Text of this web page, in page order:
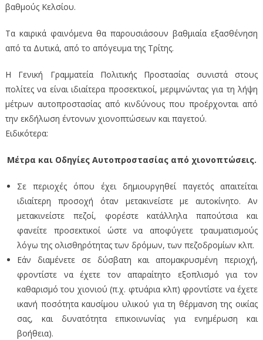
βαθμούς Κελσίου.
Τα καιρικά φαινόμενα θα παρουσιάσουν βαθμιαία εξασθένηση
από τα Δυτικά, από το απόγευμα της Τρίτης.
Η Γενική Γραμματεία Πολιτικής Προστασίας συνιστά στους
πολίτες να είναι ιδιαίτερα προσεκτικοί, μεριμνώντας για τη λήψη
μέτρων αυτοπροστασίας από κινδύνους που προέρχονται από
την εκδήλωση έντονων χιονοπτώσεων και παγετού.
Ειδικότερα:
Μέτρα και Οδηγίες Αυτοπροστασίας από χιονοπτώσεις.
Σε περιοχές όπου έχει δημιουργηθεί παγετός απαιτείται
ιδιαίτερη προσοχή όταν μετακινείστε με αυτοκίνητο. Αν
μετακινείστε πεζοί, φορέστε κατάλληλα παπούτσια και
φανείτε προσεκτικοί ώστε να αποφύγετε τραυματισμούς
λόγω της ολισθηρότητας των δρόμων, των πεζοδρομίων κλπ.
Εάν διαμένετε σε δύσβατη και απομακρυσμένη περιοχή,
φροντίστε να έχετε τον απαραίτητο εξοπλισμό για τον
καθαρισμό του χιονιού (π.χ. φτυάρια κλπ) φροντίστε να έχετε
ικανή ποσότητα καυσίμου υλικού για τη θέρμανση της οικίας
σας, και δυνατότητα επικοινωνίας για ενημέρωση και
βοήθεια).